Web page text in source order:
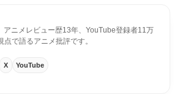
アニメレビュー歴13年、YouTube登録者11万
点で語るアニメ批評です。
X YouTube